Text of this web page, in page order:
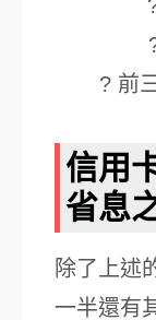
? 前
信用
省息
除了上述
一半還有